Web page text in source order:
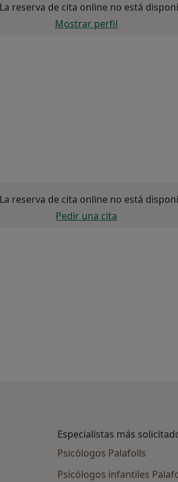
La reserva de cita online no está
Mostrar perfil
La reserva de cita online no está
Pedir una cita
Especialistas más
Psicólogos Palafolls
Psicólogos infantiles